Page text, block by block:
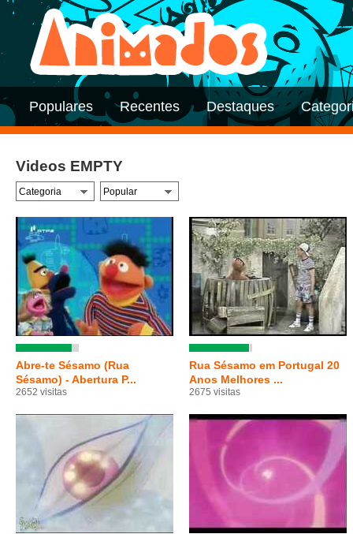
Populares Recentes Destaques
Videos EMPTY
Abre-te Sésamo (Rua
Sésamo) - Abertura P...
2652 visitas
Rua Sésamo em Portugal 20
Anos Melhores ...
2675 visitas